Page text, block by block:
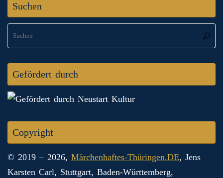
Suchen
Gefördert durch
Copyright
© 2019 – 2026, Märchenhaftes-Thüringen.DE, Jens
Karsten Carl, Stuttgart, Baden-Württemberg,